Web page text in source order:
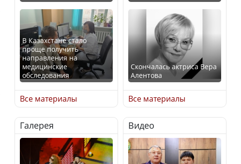
В Казахстане стало
проще получить
направления на
медицинские
обследования
Қазақстан Орталық Азия
елдері арасында әл-ауқат
индексінде көш бастады
Все материалы
Скончалась актриса Вера
Алентова
В РФ вынесен заочный
приговор по уголовному
делу об убийстве Игоря
Талькова
Все материалы
Галерея Видео